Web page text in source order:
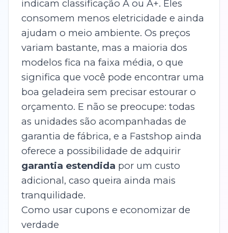
indicam classificação A ou A+. Eles
consomem menos eletricidade e ainda
ajudam o meio ambiente. Os preços
variam bastante, mas a maioria dos
modelos fica na faixa média, o que
significa que você pode encontrar uma
boa geladeira sem precisar estourar o
orçamento. E não se preocupe: todas
as unidades são acompanhadas de
garantia de fábrica, e a Fastshop ainda
oferece a possibilidade de adquirir
garantia estendida por um custo
adicional, caso queira ainda mais
tranquilidade.
Como usar cupons e economizar de
verdade